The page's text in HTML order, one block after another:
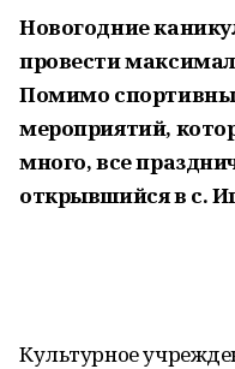
Новогодние
провести
Помимо
мероприятий,
много, все
открывшийся в с.
Культурное